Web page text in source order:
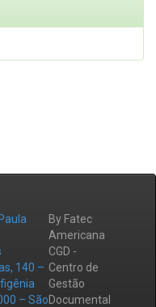
140 –
– São
By Fatec
Americana
CGD -
Centro de
Gestão
Documental